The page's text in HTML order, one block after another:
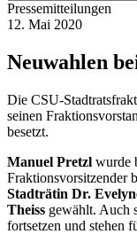
Pressemitteilungen
12. Mai 2020
Neuwahlen
Die CSU-
seinen
besetzt.
Manuel Pretzl wurde
Fraktionsvorsitzender
Stadträtin Dr.
Theiss gewählt. Auch
fortsetzen und stehen